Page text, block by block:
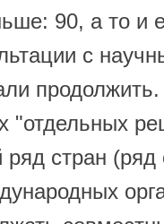
90, а то и
с
"отдельных
ряд стран